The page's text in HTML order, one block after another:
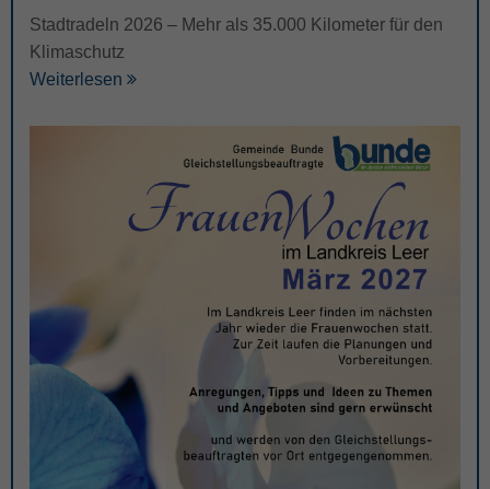
Stadtradeln 2026 – Mehr als 35.000 Kilometer für den
Klimaschutz
Weiterlesen